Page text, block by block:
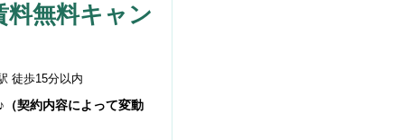
料無料キャン
徒歩15分以内
契約内容によって変動